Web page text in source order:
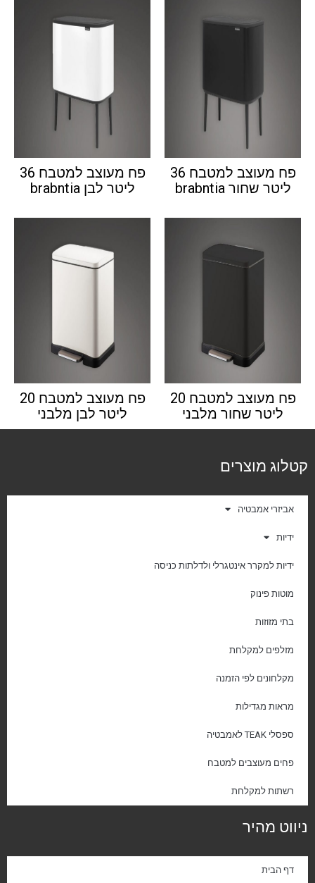
פח מעוצב למטבח 36
ליטר שחור brabntia
פח מעוצב למטבח 36
ליטר לבן brabntia
פח מעוצב למטבח 20
ליטר שחור מלבני
פח מעוצב למטבח 20
ליטר לבן מלבני
קטלוג מוצרים
אביזרי אמבטיה
ידיות
ידיות למקרר אינטגרלי ולדלתות כניסה
מוטות פינוק
בתי מזוזות
מזלפים למקלחת
מקלחונים לפי הזמנה
מראות מגדילות
ספסלי TEAK לאמבטיה
פחים מעוצבים למטבח
רשתות למקלחת
ניווט מהיר
דף הבית